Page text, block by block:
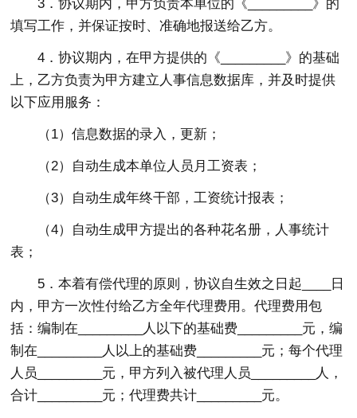
3．协议期内，甲方负责本单位的《_________》的
填写工作，并保证按时、准确地报送给乙方。
4．协议期内，在甲方提供的《_________》的基础
上，乙方负责为甲方建立人事信息数据库，并及时提供
以下应用服务：
（1）信息数据的录入，更新；
（2）自动生成本单位人员月工资表；
（3）自动生成年终干部，工资统计报表；
（4）自动生成甲方提出的各种花名册，人事统计
表；
5．本着有偿代理的原则，协议自生效之日起____日
内，甲方一次性付给乙方全年代理费用。代理费用包
括：编制在_________人以下的基础费_________元，编
制在_________人以上的基础费_________元；每个代理
人员_________元，甲方列入被代理人员_________人，
合计_________元；代理费共计_________元。